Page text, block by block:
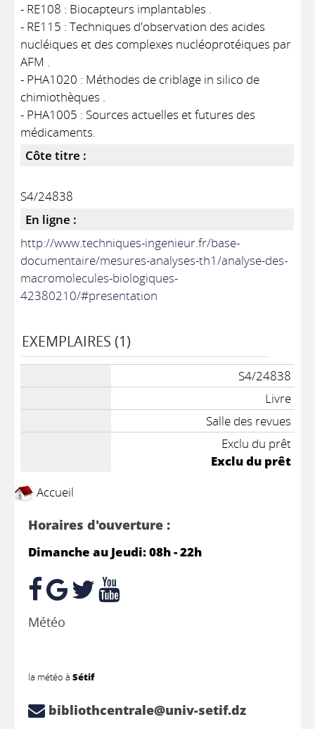
- RE108 : Biocapteurs implantables .
- RE115 : Techniques d'observation des acides
nucléiques et des complexes nucléoprotéiques par
AFM .
- PHA1020 : Méthodes de criblage in silico de
chimiothèques .
- PHA1005 : Sources actuelles et futures des
médicaments.
Côte titre :
S4/24838
En ligne :
http://www.techniques-ingenieur.fr/base-
documentaire/mesures-analyses-th1/analyse-des-
macromolecules-biologiques-
42380210/#presentation
EXEMPLAIRES (1)
S4/24838
Livre
Salle des revues
Exclu du prêt
Exclu du prêt
Accueil
Horaires d'ouverture :
Dimanche au Jeudi: 08h - 22h
Météo
la météo à Sétif
bibliothcentrale@univ-setif.dz